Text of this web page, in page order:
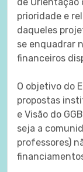
prioridade e
daqueles
se enquadrar
financeiros
O objetivo do
propostas
e Visão do
seja a
professores)